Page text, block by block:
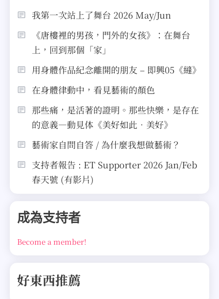
我第一次站上了舞台 2026 May/Jun
《唐樓裡的男孩，門外的女孩》：在舞台
上，回到那個「家」
用身體作品紀念離開的朋友 – 即興05《縫》
在身體律動中，看見藝術的顏色
那些痛，是活著的證明。那些快樂，是存在
的意義—動見体《美好如此．美好》
藝術家自問自答 / 為什麼我想做藝術？
支持者報告 : ET Supporter 2026 Jan/Feb
春天號 (有影片)
成為支持者
Become a member!
好東西推薦